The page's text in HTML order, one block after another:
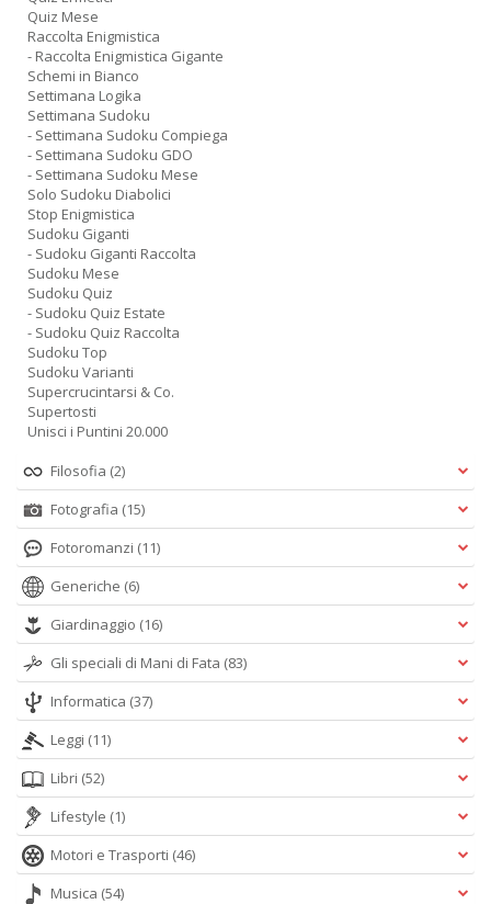
Quiz Mese
Raccolta Enigmistica
- Raccolta Enigmistica Gigante
Schemi in Bianco
Settimana Logika
Settimana Sudoku
- Settimana Sudoku Compiega
- Settimana Sudoku GDO
- Settimana Sudoku Mese
Solo Sudoku Diabolici
Stop Enigmistica
Sudoku Giganti
- Sudoku Giganti Raccolta
Sudoku Mese
Sudoku Quiz
- Sudoku Quiz Estate
- Sudoku Quiz Raccolta
Sudoku Top
Sudoku Varianti
Supercrucintarsi & Co.
Supertosti
Unisci i Puntini 20.000
Filosofia (2)
Fotografia (15)
Fotoromanzi (11)
Generiche (6)
Giardinaggio (16)
Gli speciali di Mani di Fata (83)
Informatica (37)
Leggi (11)
Libri (52)
Lifestyle (1)
Motori e Trasporti (46)
Musica (54)